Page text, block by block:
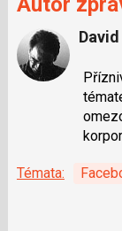
Témata: